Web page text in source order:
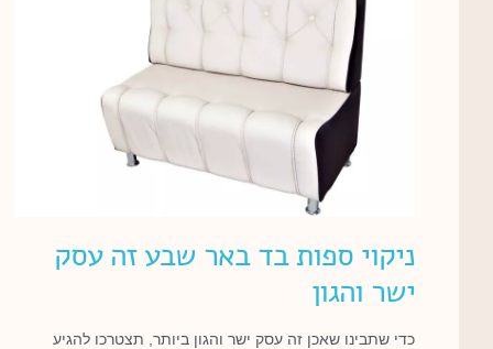
ניקוי ספות בד באר שבע זה עסק
ישר והגון
כדי שתבינו שאכן זה עסק ישר והגון ביותר, תצטרכו להגיע